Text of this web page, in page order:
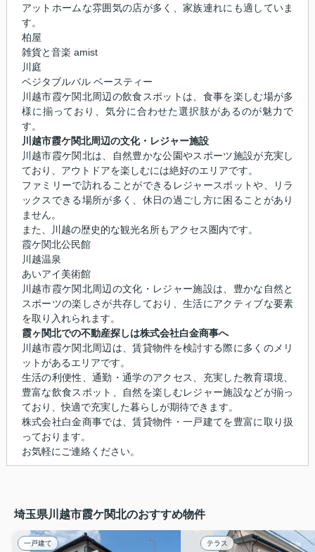
アットホームな雰囲気の店が多く、家族連れにも適していま
す。
柏屋
雑貨と音楽 amist
川庭
ベジタブルバル ベースティー
川越市霞ケ関北周辺の飲食スポットは、食事を楽しむ場が多
様に揃っており、気分に合わせた選択肢があるのが魅力で
す。
川越市霞ケ関北周辺の文化・レジャー施設
川越市霞ケ関北は、自然豊かな公園やスポーツ施設が充実し
ており、アウトドアを楽しむには絶好のエリアです。
ファミリーで訪れることができるレジャースポットや、リラ
ックスできる場所が多く、休日の過ごし方に困ることがあり
ません。
また、川越の歴史的な観光名所もアクセス圏内です。
霞ケ関北公民館
川越温泉
あいアイ美術館
川越市霞ケ関北周辺の文化・レジャー施設は、豊かな自然と
スポーツの楽しさが共存しており、生活にアクティブな要素
を取り入れられます。
霞ヶ関北での不動産探しは株式会社白金商事へ
川越市霞ケ関北周辺は、賃貸物件を検討する際に多くのメリ
ットがあるエリアです。
生活の利便性、通勤・通学のアクセス、充実した教育環境、
豊富な飲食スポット、自然を楽しむレジャー施設などが揃っ
ており、快適で充実した暮らしが期待できます。
株式会社白金商事では、賃貸物件・一戸建てを豊富に取り扱
っております。
お気軽にご連絡ください。
埼玉県川越市霞ケ関北のおすすめ物件
一戸建て テラス